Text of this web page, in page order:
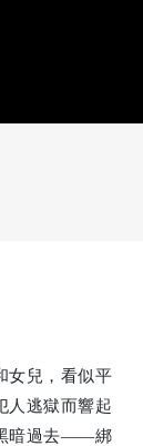
女兒，看似平
人逃獄而響起
暗過去——綁